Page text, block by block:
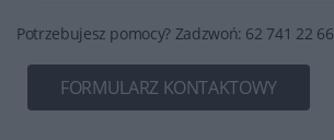
Potrzebujesz pomocy? Zadzwoń: 62 741 22 66
FORMULARZ KONTAKTOWY